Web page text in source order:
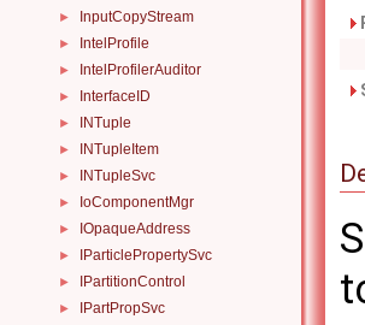
► InputCopyStream
► IntelProfile
► IntelProfilerAuditor
► InterfaceID
► INTuple
► INTupleItem
► INTupleSvc
► IoComponentMgr
► IOpaqueAddress
► IParticlePropertySvc
► IPartitionControl
► IPartPropSvc